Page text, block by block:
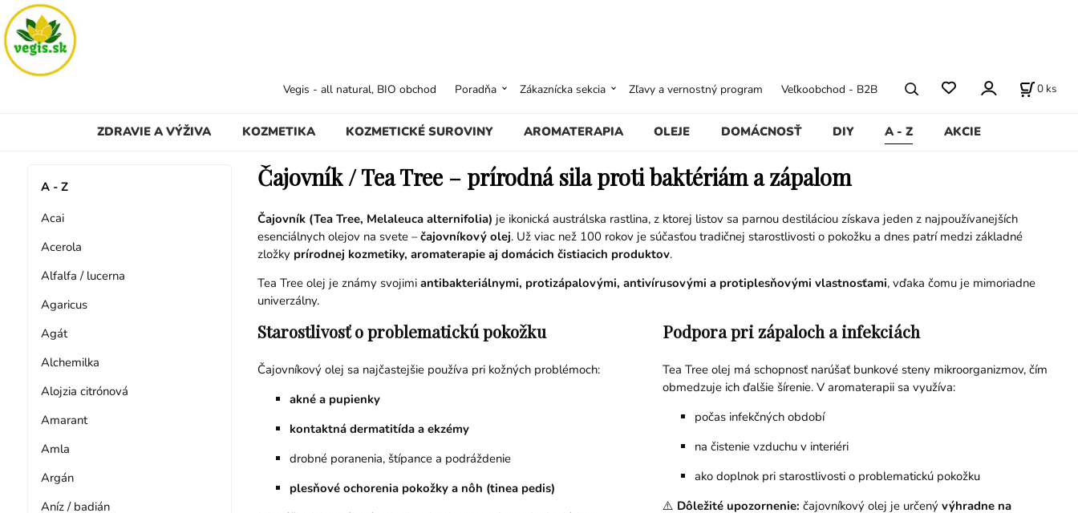
ZDRAVIE A VÝŽIVA KOZMETIKA KOZMETICKÉ SUROVINY AROMATERAPIA OLEJE DOMÁCNOSŤ DIY A - Z AKCIE
Vegis - all natural, BIO obchod Poradňa Zákaznícka sekcia Zľavy a vernostný program Veľkoobchod - B2B 0 ks
A - Z
Acai
Acerola
Alfalfa / lucerna
Agaricus
Agát
Alchemilka
Alojzia citrónová
Amarant
Amla
Argán
Aníz / badián
Čajovník / Tea Tree – prírodná sila proti baktériám a zápalom
Čajovník (Tea Tree, Melaleuca alternifolia) je ikonická austrálska rastlina, z ktorej listov sa parnou destiláciou získava jeden z najpoužívanejších
esenciálnych olejov na svete –čajovníkový olej. Už viac než 100 rokov je súčasťou tradičnej starostlivosti o pokožku a dnes patrí medzi základné
zložky prírodnej kozmetiky, aromaterapie aj domácich čistiacich produktov.
Tea Tree olej je známy svojimi antibakteriálnymi, protizápalovými, antivírusovými a protiplesňovými vlastnosťami, vďaka čomu je mimoriadne
univerzálny.
Starostlivosť o problematickú pokožku
Čajovníkový olej sa najčastejšie používa pri kožných problémoch:
akné a pupienky
kontaktná dermatitída a ekzémy
drobné poranenia, štípance a podráždenie
plesňové ochorenia pokožky a nôh (tinea pedis)
Podpora pri zápaloch a infekciách
Tea Tree olej má schopnosť narúšať bunkové steny mikroorganizmov, čím
obmedzuje ich ďalšie šírenie. V aromaterapii sa využíva:
počas infekčných období
na čistenie vzduchu v interiéri
ako doplnok pri starostlivosti o problematickú pokožku
⚠️ Dôležité upozornenie: čajovníkový olej je určený výhradne na